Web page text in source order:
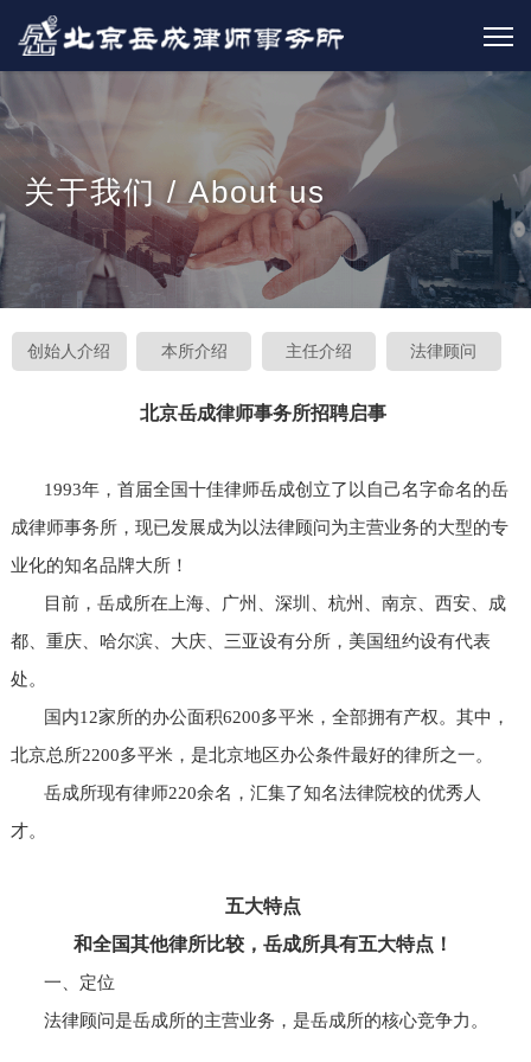
关于我们 / About us
创始人介绍 本所介绍 主任介绍 法律顾问
北京岳成律师事务所招聘启事
1993年，首届全国十佳律师岳成创立了以自己名字命名的岳
成律师事务所，现已发展成为以法律顾问为主营业务的大型的专
业化的知名品牌大所！
目前，岳成所在上海、广州、深圳、杭州、南京、西安、成
都、重庆、哈尔滨、大庆、三亚设有分所，美国纽约设有代表
处。
国内12家所的办公面积6200多平米，全部拥有产权。其中，
北京总所2200多平米，是北京地区办公条件最好的律所之一。
岳成所现有律师220余名，汇集了知名法律院校的优秀人
才。
五大特点
和全国其他律所比较，岳成所具有五大特点！
一、定位
法律顾问是岳成所的主营业务，是岳成所的核心竞争力。